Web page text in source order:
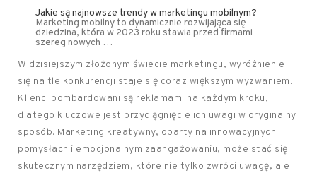
Jakie są najnowsze trendy w marketingu mobilnym?
Marketing mobilny to dynamicznie rozwijająca się
dziedzina, która w 2023 roku stawia przed firmami
szereg nowych …
W dzisiejszym złożonym świecie marketingu, wyróżnienie
się na tle konkurencji staje się coraz większym wyzwaniem.
Klienci bombardowani są reklamami na każdym kroku,
dlatego kluczowe jest przyciągnięcie ich uwagi w oryginalny
sposób. Marketing kreatywny, oparty na innowacyjnych
pomysłach i emocjonalnym zaangażowaniu, może stać się
skutecznym narzędziem, które nie tylko zwróci uwagę, ale